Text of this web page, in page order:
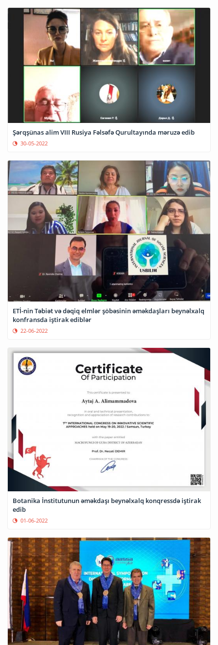
Şərqşünas alim VIII Rusiya Fəlsəfə Qurultayında məruzə edib
30-05-2022
ETİ-nin Təbiət və dəqiq elmlər şöbəsinin əməkdaşları beynəlxalq
konfransda iştirak ediblər
22-06-2022
Botanika İnstitutunun əməkdaşı beynəlxalq konqressdə iştirak
edib
01-06-2022